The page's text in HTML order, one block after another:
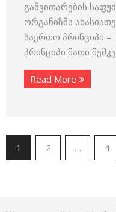
განვითარების
ორგანიზმს
საერთო პრინციპი –
პრინციპი მათი
Read More
1 2 … 4